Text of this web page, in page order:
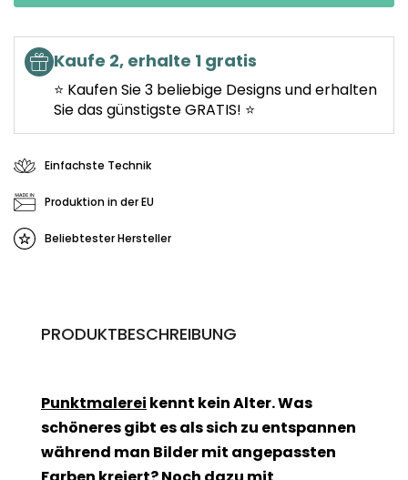
Kaufe 2, erhalte 1 gratis
⭐ Kaufen Sie 3 beliebige Designs und erhalten
Sie das günstigste GRATIS! ⭐
Einfachste Technik
Produktion in der EU
Beliebtester Hersteller
PRODUKTBESCHREIBUNG
Punktmalerei kennt kein Alter. Was
schöneres gibt es als sich zu entspannen
während man Bilder mit angepassten